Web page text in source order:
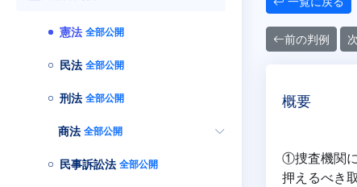
憲法 全部公開
民法 全部公開
刑法 全部公開
商法 全部公開
民事訴訟法 全部公開
前の判例
概要
①捜査機関
押えるべき